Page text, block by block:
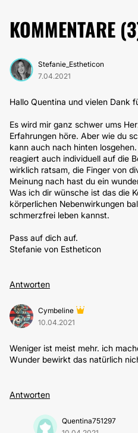
KOMMENTARE (3
Stefanie_Estheticon
7.04.2021
Hallo Quentina und vielen Dank
Es wird mir ganz schwer ums
Erfahrungen höre. Aber wie du
kann auch nach hinten
reagiert auch individuell auf die
wirklich ratsam, die Finger von
Meinung nach hast du ein
Was ich dir wünsche ist das die
körperlichen Nebenwirkungen
schmerzfrei leben kannst.
Pass auf dich auf.
Stefanie von Estheticon
Antworten
Cymbeline
10.04.2021
Weniger ist meist mehr. ich
Wunder bewirkt das natürlich
Antworten
Quentina751297